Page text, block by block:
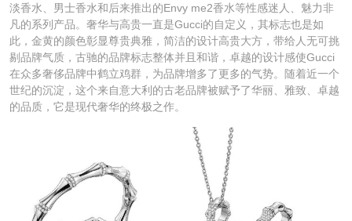
淡香水、男士香水和后来推出的Envy me2香水等性感迷人、魅力非
凡的系列产品。奢华与高贵一直是Gucci的自定义，其标志也是如
此，金黄的颜色彰显尊贵典雅，简洁的设计高贵大方，带给人无可挑
剔品牌气质，古驰的品牌标志整体并且和谐，卓越的设计感使Gucci
在众多奢侈品牌中鹤立鸡群，为品牌增多了更多的气势。随着近一个
世纪的沉淀，这个来自意大利的古老品牌被赋予了华丽、雅致、卓越
的品质，它是现代奢华的终极之作。